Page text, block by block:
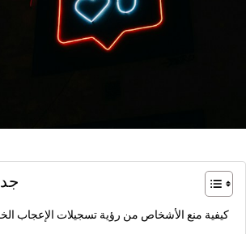
كيفية منع الأشخاص من رؤية تسجيلات الإعجاب